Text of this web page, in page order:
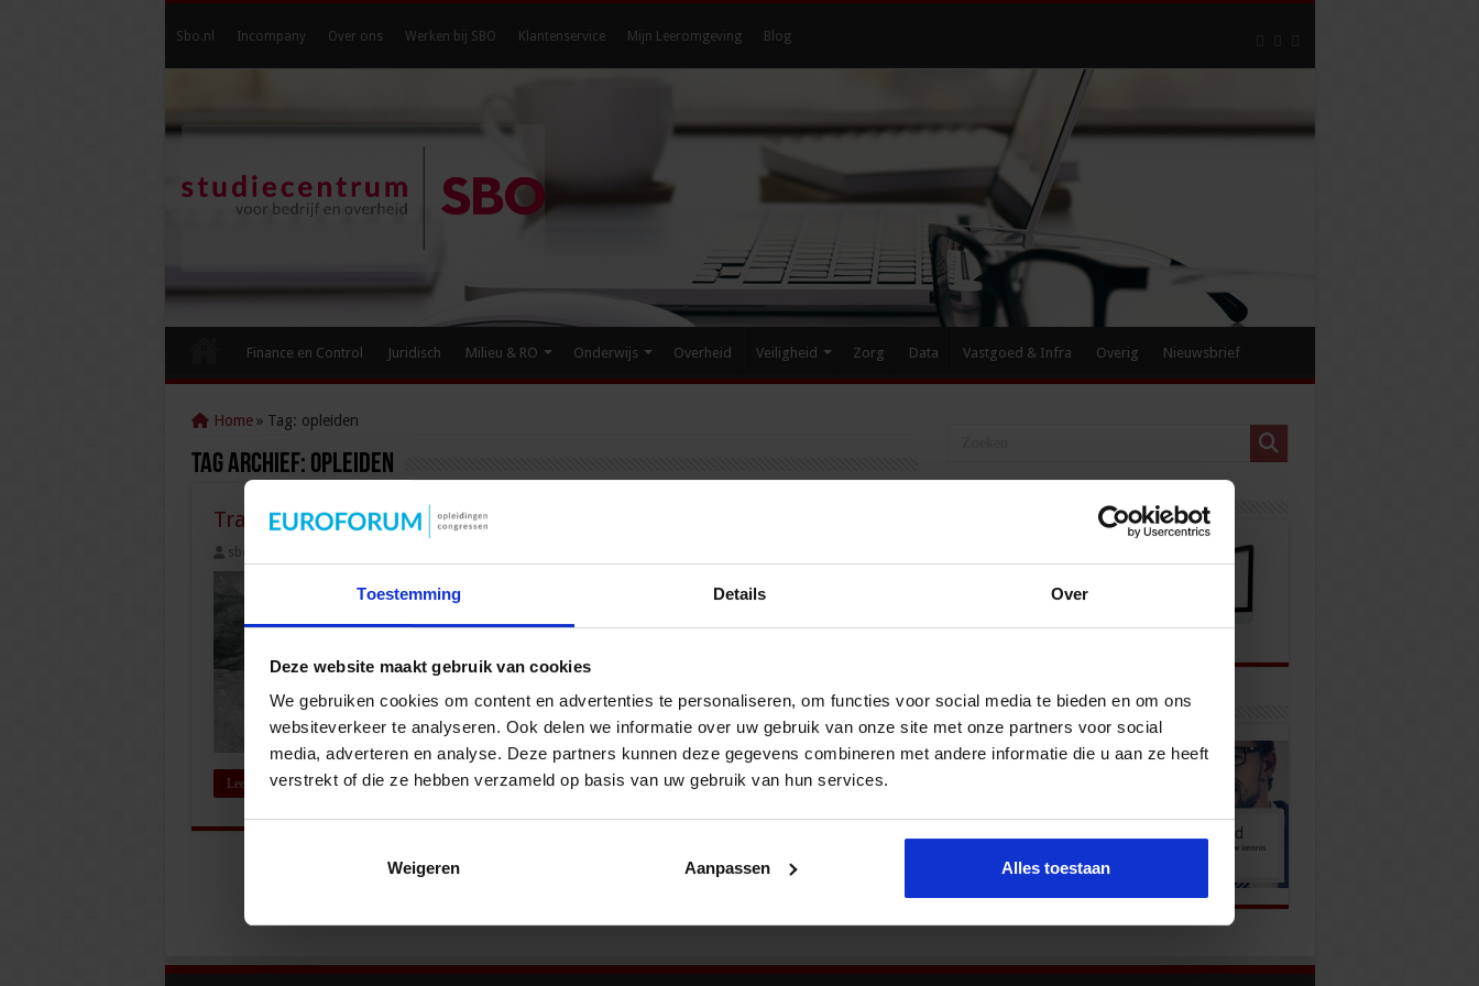
Toestemming Details Over
Deze website maakt gebruik van cookies
We gebruiken cookies om content en advertenties te personaliseren, om functies voor social media te bieden en om ons
websiteverkeer te analyseren. Ook delen we informatie over uw gebruik van onze site met onze partners voor social
media, adverteren en analyse. Deze partners kunnen deze gegevens combineren met andere informatie die u aan ze heeft
verstrekt of die ze hebben verzameld op basis van uw gebruik van hun services.
Weigeren Aanpassen Alles toestaan
Sbo.nl Incompany Over ons Werken bij SBO Klantenservice Mijn Leeromgeving Blog
Finance en Control Juridisch Milieu & RO Onderwijs Overheid Veiligheid Zorg Data Vastgoed & Infra Overig Nieuwsbrief
Home » Tag: opleiden
Tag Archief: opleiden
Trainen als veranderinterventie
sbo
context waarin je werkt vraagt om een andere
werkwijze. Instroom van nieuwe collega’s zet
in de omgeving maken dat je wendbaarheid
omhoog moet. Want jij ondersteunt met je
team de besturing van de organisatie. Hoe ga je
met je team aan de slag om in te …
Lees verder »
Bekijk onze opleidingen